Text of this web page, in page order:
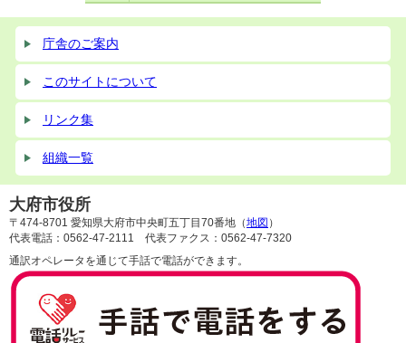
庁舎のご案内
このサイトについて
リンク集
組織一覧
大府市役所
〒474-8701 愛知県大府市中央町五丁目70番地（地図 ）
代表電話：0562-47-2111 代表ファクス：0562-47-7320
通訳オペレータを通じて手話で電話ができます。